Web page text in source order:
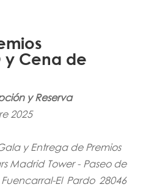
y Cena de
y Reserva
2025
y Entrega de Premios
Madrid Tower - Paseo de
El Pardo 28046